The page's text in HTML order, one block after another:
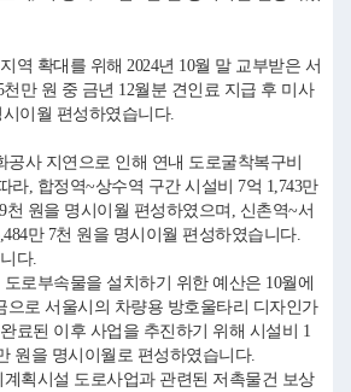
역 확대를 위해 2024년 10월 말 교부받은 서
만 원 중 금년 12월분 견인료 지급 후 미사
이월 편성하였습니다.
공사 지연으로 인해 연내 도로굴착복구비
라, 합정역~상수역 구간 시설비 7억 1,743만
천 원을 명시이월 편성하였으며, 신촌역~서
만 7천 원을 명시이월 편성하였습니다.
다.
로부속물을 설치하기 위한 예산은 10월에
으로 서울시의 차량용 방호울타리 디자인가
료된 이후 사업을 추진하기 위해 시설비 1
원을 명시이월로 편성하였습니다.
획시설 도로사업과 관련된 저촉물건 보상